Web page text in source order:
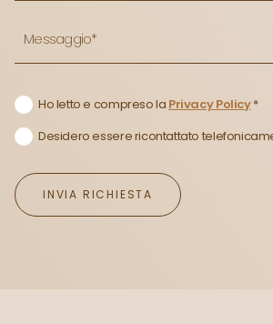
Ho letto e compreso la Privacy Policy*
Desidero essere ricontattato